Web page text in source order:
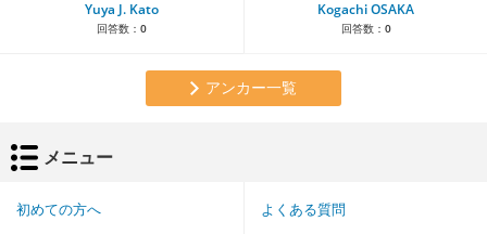
Yuya J. Kato
回答数： 0
Kogachi OSAKA
回答数： 0
アンカー一覧
メニュー
初めての方へ よくある質問